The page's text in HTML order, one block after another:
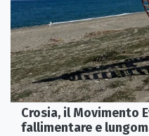
Crosia, il Movimento
fallimentare e